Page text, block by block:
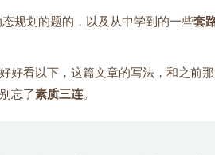
规划的题的，以及从中学到的一些套
好看以下，这篇文章的写法，和之前
忘了素质三连。